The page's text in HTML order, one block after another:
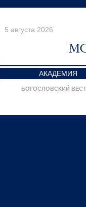
5 августа 2026
АКАДЕМИЯ
БОГОСЛОВСКИЙ